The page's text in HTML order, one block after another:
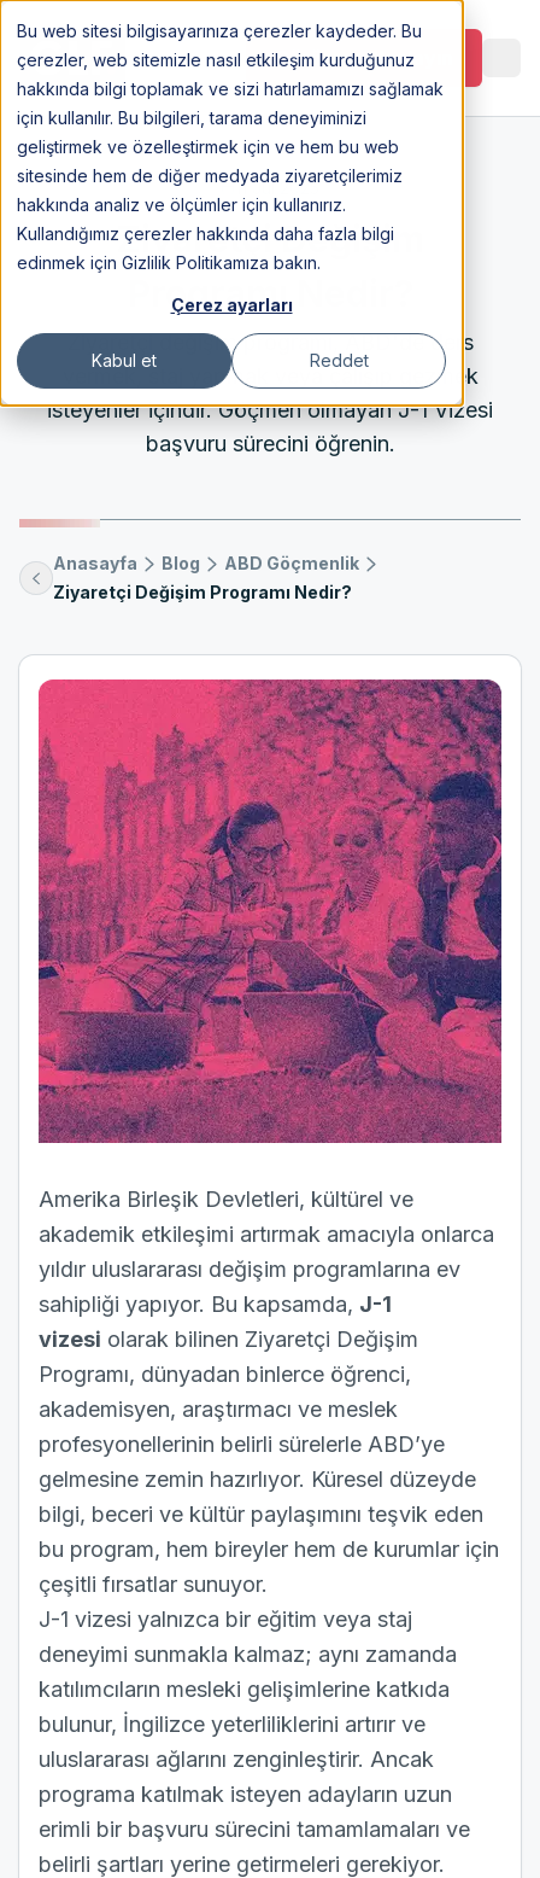
Bu web sitesi bilgisayarınıza çerezler kaydeder. Bu
çerezler, web sitemizle nasıl etkileşim kurduğunuz
hakkında bilgi toplamak ve sizi hatırlamamızı sağlamak
için kullanılır. Bu bilgileri, tarama deneyiminizi
geliştirmek ve özelleştirmek için ve hem bu web
sitesinde hem de diğer medyada ziyaretçilerimiz
hakkında analiz ve ölçümler için kullanırız.
Kullandığımız çerezler hakkında daha fazla bilgi
edinmek için Gizlilik Politikamıza bakın.
Çerez ayarları
Kabul et Reddet
Görüşme Planlayın
11 Jul 2025
Ziyaretçi Değişim
Programı Nedir?
Ziyaretçi değişim programı, ABD'de ders
vermek, staj yapmak veya çalışıp gezmek
isteyenler içindir. Göçmen olmayan J-1 Vizesi
başvuru sürecini öğrenin.
Anasayfa Blog
ABD Göçmenlik
Ziyaretçi Değişim Programı Nedir?
Amerika Birleşik Devletleri, kültürel ve
akademik etkileşimi artırmak amacıyla onlarca
yıldır uluslararası değişim programlarına ev
sahipliği yapıyor. Bu kapsamda, J-1
vizesi olarak bilinen Ziyaretçi Değişim
Programı, dünyadan binlerce öğrenci,
akademisyen, araştırmacı ve meslek
profesyonellerinin belirli sürelerle ABD’ye
gelmesine zemin hazırlıyor. Küresel düzeyde
bilgi, beceri ve kültür paylaşımını teşvik eden
bu program, hem bireyler hem de kurumlar için
çeşitli fırsatlar sunuyor.
J-1 vizesi yalnızca bir eğitim veya staj
deneyimi sunmakla kalmaz; aynı zamanda
katılımcıların mesleki gelişimlerine katkıda
bulunur, İngilizce yeterliliklerini artırır ve
uluslararası ağlarını zenginleştirir. Ancak
programa katılmak isteyen adayların uzun
erimli bir başvuru sürecini tamamlamaları ve
belirli şartları yerine getirmeleri gerekiyor.